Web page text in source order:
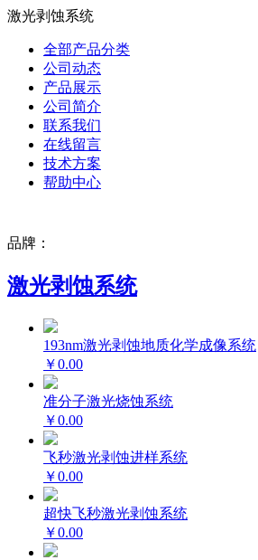
激光剥蚀系统
全部产品分类
公司动态
产品展示
公司简介
联系我们
在线留言
技术方案
帮助中心
品牌：
激光剥蚀系统
193nm激光剥蚀地质化学成像系统
￥0.00
准分子激光烧蚀系统
￥0.00
飞秒激光剥蚀进样系统
￥0.00
超快飞秒激光剥蚀系统
￥0.00